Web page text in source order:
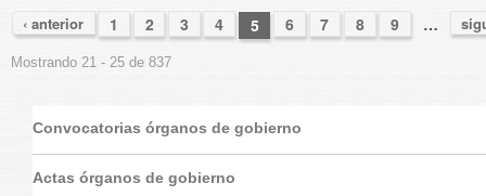
PÁGINAS
‹ anterior 1 2 3 4 5 6 7 8 9 …
Mostrando 21 - 25 de 837
Convocatorias órganos de gobierno
Actas órganos de gobierno